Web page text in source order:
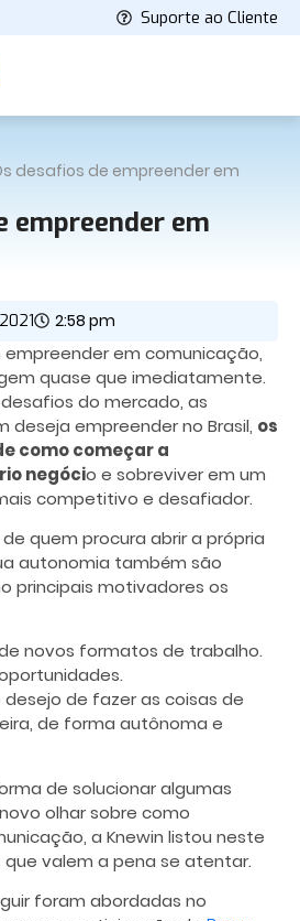
Suporte ao Cliente
desafios de empreender em
empreender em
2:58 pm
em comunicação,
quase que imediatamente.
do mercado, as
deseja empreender no Brasil, os
como começar a
negócio e sobreviver em um
competitivo e desafiador.
quem procura abrir a própria
autonomia também são
principais motivadores os
novos formatos de trabalho.
de fazer as coisas de
de forma autônoma e
de solucionar algumas
olhar sobre como
a Knewin listou neste
valem a pena se atentar.
foram abordadas no